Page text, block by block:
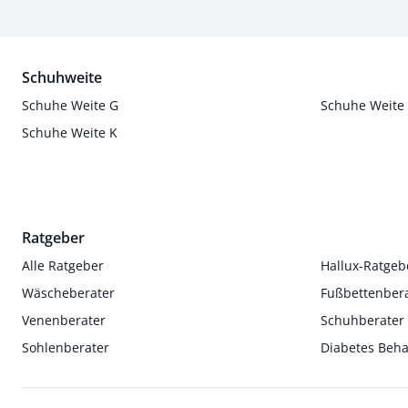
Schuhweite
Schuhe Weite G
Schuhe Weite
Schuhe Weite K
Ratgeber
Alle Ratgeber
Hallux-
Wäscheberater
Venenberater
Schuhberater
Sohlenberater
Diabetes